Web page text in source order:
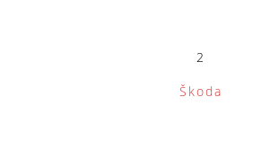
2
Škoda